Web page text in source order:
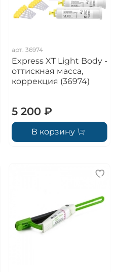
арт. 36974
Express XT Light Body -
оттискная масса,
коррекция (36974)
5 200 ₽
В корзину